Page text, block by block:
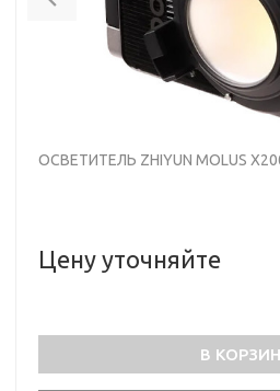
ОСВЕТИТЕЛЬ ZHIYUN MOLUS
Цену уточняйте
В